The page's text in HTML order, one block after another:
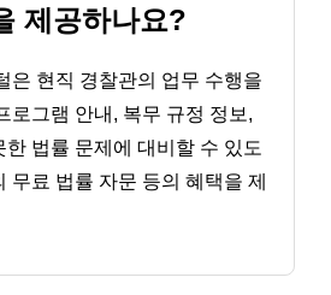
제공하나요?
은 현직 경찰관의 업무 수행을
로그램 안내, 복무 규정 정보,
한 법률 문제에 대비할 수 있도
무료 법률 자문 등의 혜택을 제